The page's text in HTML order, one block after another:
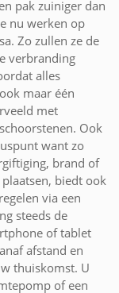
pak zuiniger dan
nu werken op
Zo zullen ze de
verbranding
alles
maar één
met
Ook
want zo
brand of
biedt ook
via een
steeds de
of tablet
afstand en
thuiskomst. U
of een